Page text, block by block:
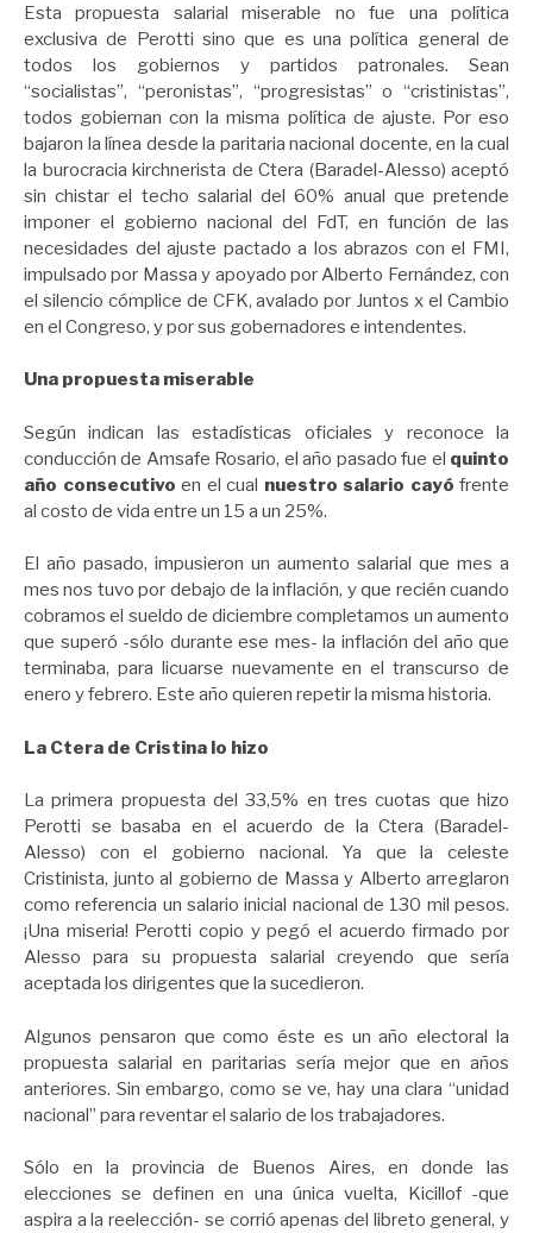
Esta propuesta salarial miserable no fue una política
exclusiva de Perotti sino que es una política general de
todos los gobiernos y partidos patronales. Sean
“socialistas”, “peronistas”, “progresistas” o “cristinistas”,
todos gobiernan con la misma política de ajuste. Por eso
bajaron la línea desde la paritaria nacional docente, en la cual
la burocracia kirchnerista de Ctera (Baradel-Alesso) aceptó
sin chistar el techo salarial del 60% anual que pretende
imponer el gobierno nacional del FdT, en función de las
necesidades del ajuste pactado a los abrazos con el FMI,
impulsado por Massa y apoyado por Alberto Fernández, con
el silencio cómplice de CFK, avalado por Juntos x el Cambio
en el Congreso, y por sus gobernadores e intendentes.
Una propuesta miserable
Según indican las estadísticas oficiales y reconoce la
conducción de Amsafe Rosario, el año pasado fue el quinto
año consecutivo en el cual nuestro salario cayó frente
al costo de vida entre un 15 a un 25%.
El año pasado, impusieron un aumento salarial que mes a
mes nos tuvo por debajo de la inflación, y que recién cuando
cobramos el sueldo de diciembre completamos un aumento
que superó -sólo durante ese mes- la inflación del año que
terminaba, para licuarse nuevamente en el transcurso de
enero y febrero. Este año quieren repetir la misma historia.
La Ctera de Cristina lo hizo
La primera propuesta del 33,5% en tres cuotas que hizo
Perotti se basaba en el acuerdo de la Ctera (Baradel-
Alesso) con el gobierno nacional. Ya que la celeste
Cristinista, junto al gobierno de Massa y Alberto arreglaron
como referencia un salario inicial nacional de 130 mil pesos.
¡Una miseria! Perotti copio y pegó el acuerdo firmado por
Alesso para su propuesta salarial creyendo que sería
aceptada los dirigentes que la sucedieron.
Algunos pensaron que como éste es un año electoral la
propuesta salarial en paritarias sería mejor que en años
anteriores. Sin embargo, como se ve, hay una clara “unidad
nacional” para reventar el salario de los trabajadores.
Sólo en la provincia de Buenos Aires, en donde las
elecciones se definen en una única vuelta, Kicillof -que
aspira a la reelección- se corrió apenas del libreto general, y